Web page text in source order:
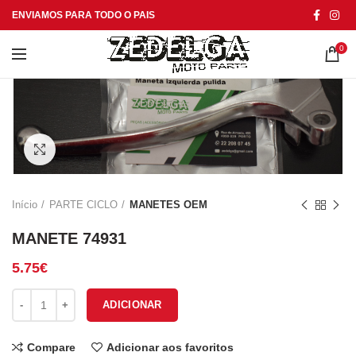
ENVIAMOS PARA TODO O PAIS
0
Click to enlarge
Início PARTE CICLO MANETES OEM
MANETE 74931
5.75€
ADICIONAR
Compare Adicionar aos favoritos